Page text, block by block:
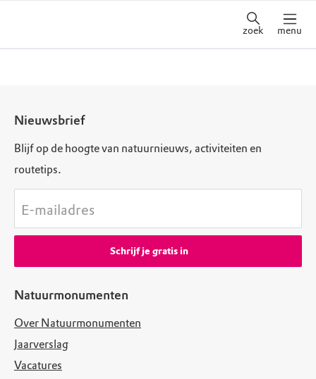
zoek menu
Natuurmonumenten
Over Natuurmonumenten
Jaarverslag
Vacatures
Nieuwsbrief
Blijf op de hoogte van natuurnieuws, activiteiten en
routetips.
E-mailadres
Schrijf je gratis in